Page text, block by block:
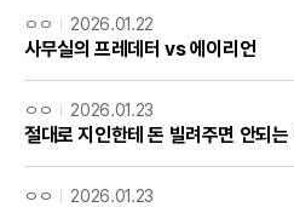
ㅇㅇ 2026.01.22
사무실의 프레데터 vs 에이리언
ㅇㅇ 2026.01.23
절대로 지인한테 돈 빌려주면 안되는
ㅇㅇ 2026.01.23